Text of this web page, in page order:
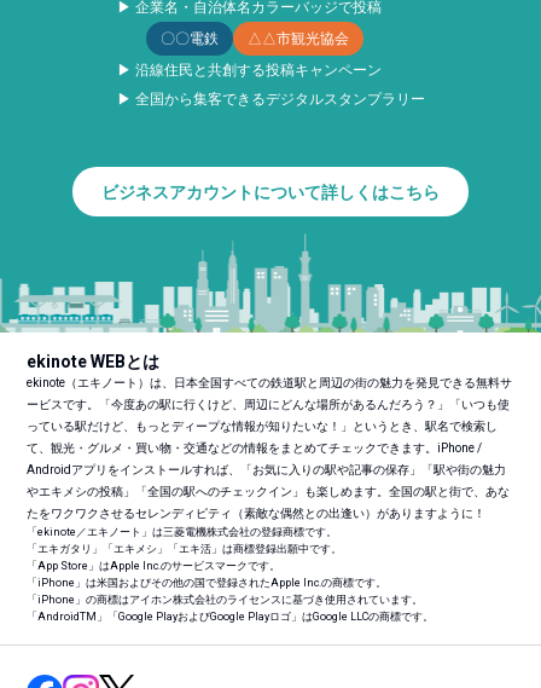
▶ 企業名・自治体名カラーバッジで投稿
〇〇電鉄
△△市観光協会
▶ 沿線住民と共創する投稿キャンペーン
▶ 全国から集客できるデジタルスタンプラリー
ビジネスアカウントについて詳しくはこちら
ekinote WEBとは
ekinote（エキノート）は、日本全国すべての鉄道駅と周辺の街の魅力を発見できる無料サ
ービスです。「今度あの駅に行くけど、周辺にどんな場所があるんだろう？」「いつも使
っている駅だけど、もっとディープな情報が知りたいな！」というとき、駅名で検索し
て、観光・グルメ・買い物・交通などの情報をまとめてチェックできます。iPhone /
Androidアプリをインストールすれば、「お気に入りの駅や記事の保存」「駅や街の魅力
やエキメシの投稿」「全国の駅へのチェックイン」も楽しめます。全国の駅と街で、あな
たをワクワクさせるセレンディピティ（素敵な偶然との出逢い）がありますように！
「ekinote／エキノート」は三菱電機株式会社の登録商標です。
「エキガタリ」「エキメシ」「エキ活」は商標登録出願中です。
「App Store」はApple Inc.のサービスマークです。
「iPhone」は米国およびその他の国で登録されたApple Inc.の商標です。
「iPhone」の商標はアイホン株式会社のライセンスに基づき使用されています。
「AndroidTM 」「Google PlayおよびGoogle Playロゴ」はGoogle LLCの商標です。